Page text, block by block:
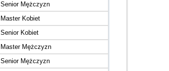
Senior Mężczyzn
Master Kobiet
Senior Kobiet
Master Mężczyzn
Senior Mężczyzn